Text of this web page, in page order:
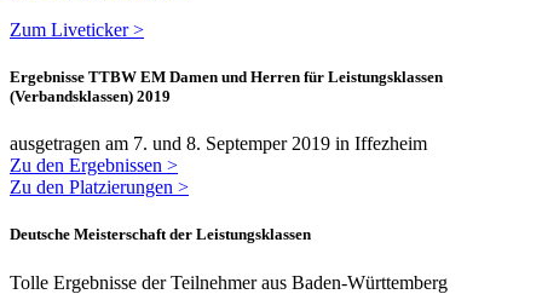
Zum Liveticker >
Ergebnisse TTBW EM Damen und Herren für Leistungsklassen
(Verbandsklassen) 2019
ausgetragen am 7. und 8. Septemper 2019 in Iffezheim
Zu den Ergebnissen >
Zu den Platzierungen >
Deutsche Meisterschaft der Leistungsklassen
Tolle Ergebnisse der Teilnehmer aus Baden-Württemberg